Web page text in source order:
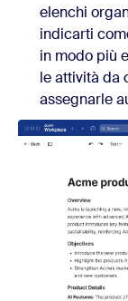
elenchi
indicarti
in modo più
le attività da
assegnarle